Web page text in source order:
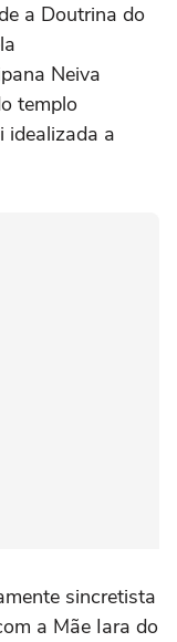
a Doutrina do
Neiva
templo
idealizada a
sincretista
a Mãe Iara do